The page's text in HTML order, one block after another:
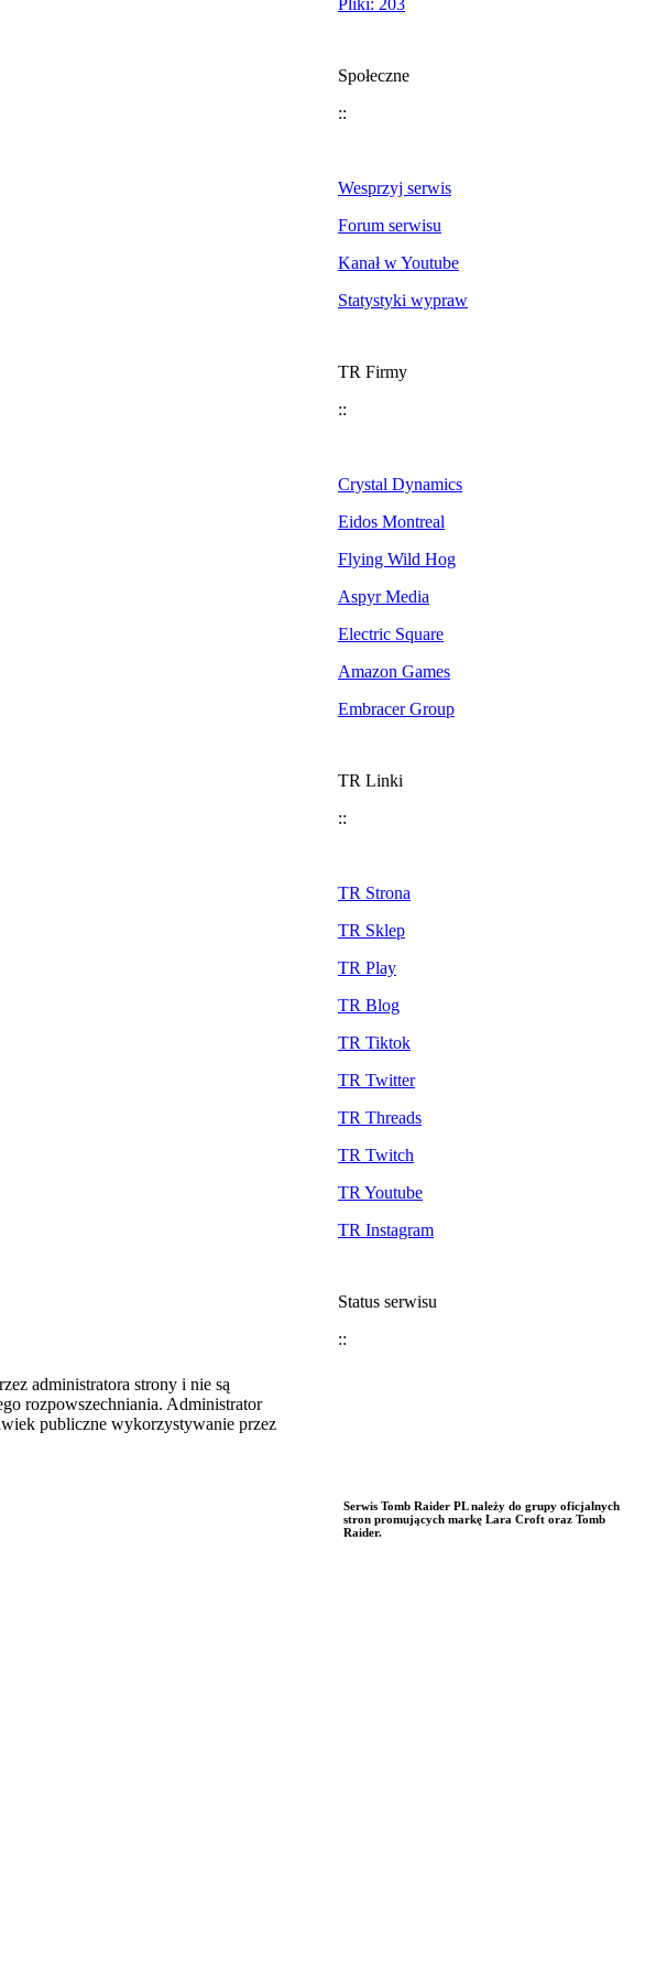
administratora strony i nie są
rozpowszechniania. Administrator
publiczne wykorzystywanie przez
Pliki: 203
Społeczne
::
Wesprzyj serwis
Forum serwisu
Kanał w Youtube
Statystyki wypraw
TR Firmy
::
Crystal Dynamics
Eidos Montreal
Flying Wild Hog
Aspyr Media
Electric Square
Amazon Games
Embracer Group
TR Linki
::
TR Strona
TR Sklep
TR Play
TR Blog
TR Tiktok
TR Twitter
TR Threads
TR Twitch
TR Youtube
TR Instagram
Status serwisu
::
Serwis Tomb Raider PL należy do grupy oficjalnych
stron promujących markę Lara Croft oraz Tomb
Raider.